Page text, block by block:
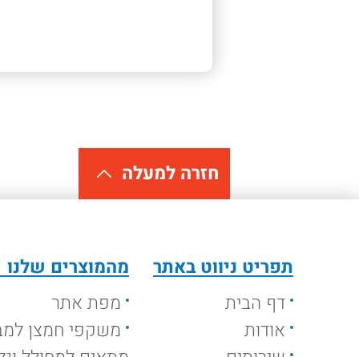
חזרה למעלה
תפריט ניווט באתר
דף הבית
אודות
מהמוצרים שלנו
מפת אתר
משקפי חמצן